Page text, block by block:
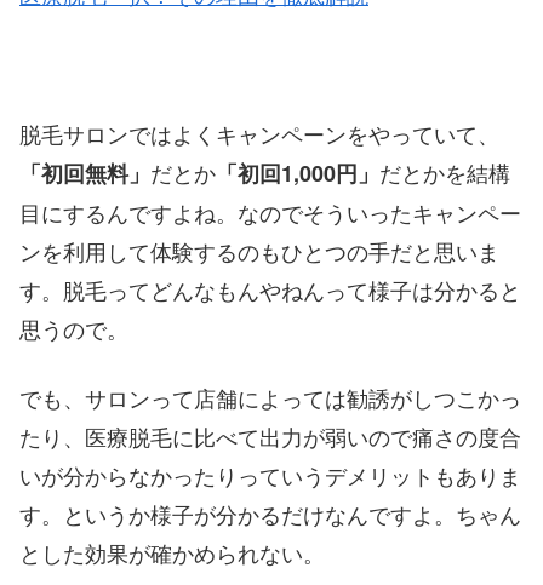
脱毛サロンではよくキャンペーンをやっていて、
「初回無料」 だとか 「初回1,000円」 だとかを結構
目にするんですよね。なのでそういったキャンペー
ンを利用して体験するのもひとつの手だと思いま
す。脱毛ってどんなもんやねんって様子は分かると
思うので。
でも、サロンって店舗によっては勧誘がしつこかっ
たり、医療脱毛に比べて出力が弱いので痛さの度合
いが分からなかったりっていうデメリットもありま
す。というか様子が分かるだけなんですよ。ちゃん
とした効果が確かめられない。